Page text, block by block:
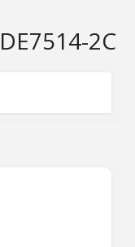
2C